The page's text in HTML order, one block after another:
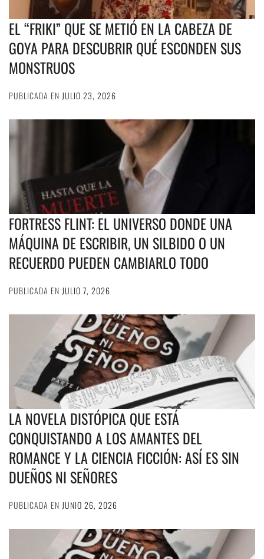
EL “FRIKI” QUE SE METIÓ EN LA CABEZA DE
GOYA PARA DESCUBRIR QUÉ ESCONDEN SUS
MONSTRUOS
PUBLICADA EN JULIO 23, 2026
FORTRESS FLINT: EL UNIVERSO DONDE UNA
MÁQUINA DE ESCRIBIR, UN SILBIDO O UN
RECUERDO PUEDEN CAMBIARLO TODO
PUBLICADA EN JULIO 7, 2026
LA NOVELA DISTÓPICA QUE ESTÁ
CONQUISTANDO A LOS AMANTES DEL
ROMANCE Y LA CIENCIA FICCIÓN: ASÍ ES SIN
DUEÑOS NI SEÑORES
PUBLICADA EN JUNIO 26, 2026